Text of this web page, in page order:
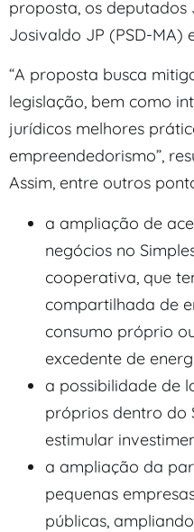
proposta, os deputados
Josivaldo JP (PSD-MA)
“A proposta busca
legislação, bem como
jurídicos melhores
empreendedorismo”,
Assim, entre outros
a ampliação de
negócios no
cooperativa, que
compartilhada de
consumo próprio
excedente de
a possibilidade de
próprios dentro do
estimular
a ampliação da
pequenas
públicas,